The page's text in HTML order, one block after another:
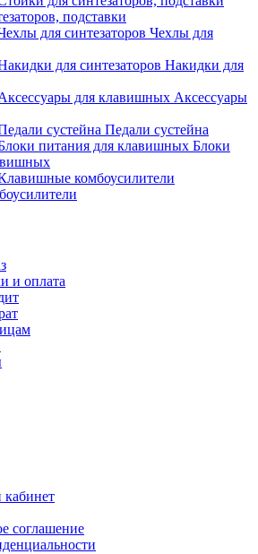
подставки
Чехлы для
Накидки для
Аксессуары
Педали сустейна
Блоки
и оплата
соглашение